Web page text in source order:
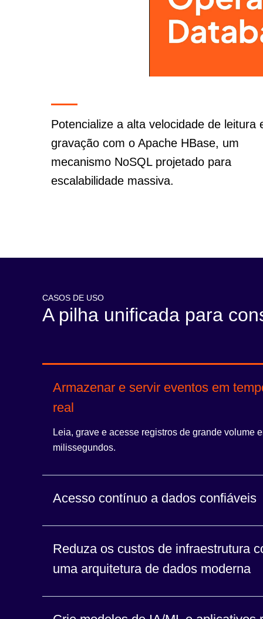
Potencialize a alta velocidade de leitura
gravação com o Apache HBase, um
mecanismo NoSQL projetado para
escalabilidade massiva.
CASOS DE USO
A pilha unificada para
Armazenar e servir eventos em
real
Leia, grave e acesse registros de grande volume
milissegundos.
Acesso contínuo a dados confiáveis
tempo de atividade ideal no fabricante global
Reduza os custos de infraestrutura
uma arquitetura de dados moderna